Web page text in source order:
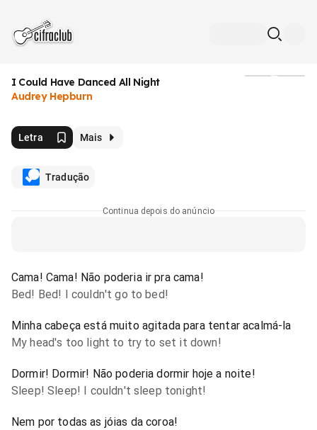
I Could Have Danced All Night
Audrey Hepburn
Letra Mais
Tradução
Continua depois do anúncio
Cama! Cama! Não poderia ir pra cama!
Bed! Bed! I couldn't go to bed!
Minha cabeça está muito agitada para tentar acalmá-la
My head's too light to try to set it down!
Dormir! Dormir! Não poderia dormir hoje a noite!
Sleep! Sleep! I couldn't sleep tonight!
Nem por todas as jóias da coroa!